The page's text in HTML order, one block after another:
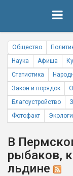
Общество
Наука
Афиша
Статистика
Закон и порядок
Благоустройство
Фотофакт
В
рыбаков,
льдине